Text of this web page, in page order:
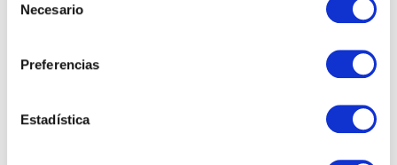
Necesario
Preferencias
Estadística